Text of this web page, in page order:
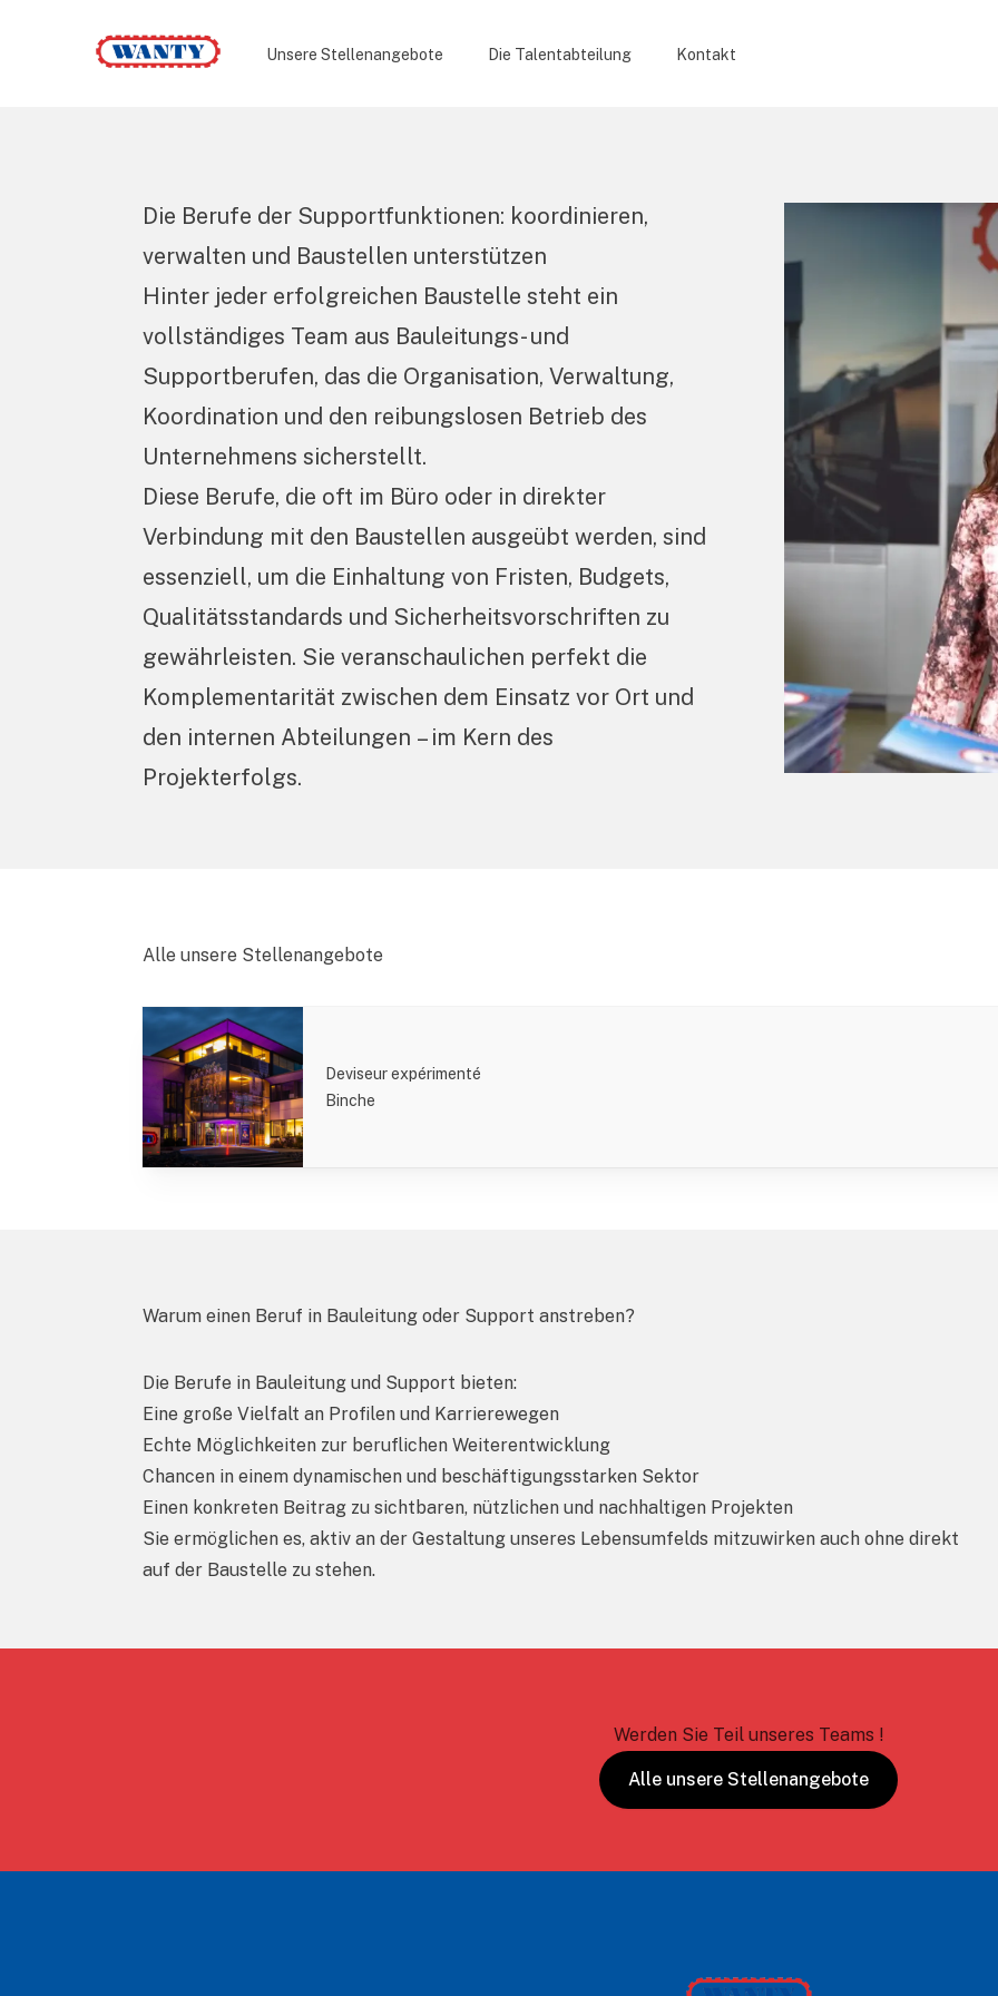
Wanty
Unsere Stellenangebote Die Talentabteilung Kontakt
Die Berufe der Supportfunktionen: koordinieren,
verwalten und Baustellen unterstützen
Hinter jeder erfolgreichen Baustelle steht ein
vollständiges Team aus Bauleitungs- und
Supportberufen, das die Organisation, Verwaltung,
Koordination und den reibungslosen Betrieb des
Unternehmens sicherstellt.
Diese Berufe, die oft im Büro oder in direkter
Verbindung mit den Baustellen ausgeübt werden, sind
essenziell, um die Einhaltung von Fristen, Budgets,
Qualitätsstandards und Sicherheitsvorschriften zu
gewährleisten. Sie veranschaulichen perfekt die
Komplementarität zwischen dem Einsatz vor Ort und
den internen Abteilungen – im Kern des
Projekterfolgs.
Alle unsere Stellenangebote
Deviseur expérimenté
Binche
Warum einen Beruf in Bauleitung oder Support anstreben?
Die Berufe in Bauleitung und Support bieten:
Eine große Vielfalt an Profilen und Karrierewegen
Echte Möglichkeiten zur beruflichen Weiterentwicklung
Chancen in einem dynamischen und beschäftigungsstarken Sektor
Einen konkreten Beitrag zu sichtbaren, nützlichen und nachhaltigen Projekten
Sie ermöglichen es, aktiv an der Gestaltung unseres Lebensumfelds mitzuwirken auch ohne direkt
auf der Baustelle zu stehen.
Werden Sie Teil unseres Teams !
Alle unsere Stellenangebote
Wanty